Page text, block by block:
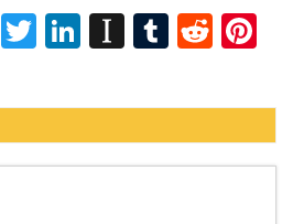
Facebook
Twitter
LinkedIn
Instapaper
Tumblr